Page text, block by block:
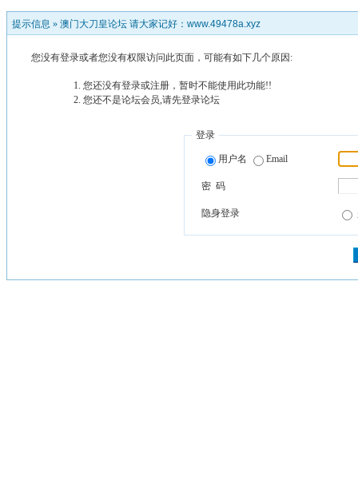
提示信息 » 澳门大刀皇论坛 请大家记好：www.49478a.xyz
您没有登录或者您没有权限访问此页面，可能有如下几个原因:
您还没有登录或注册，暂时不能使用此功能!!
您还不是论坛会员,请先登录论坛
登录
用户名 Email
密 码
隐身登录